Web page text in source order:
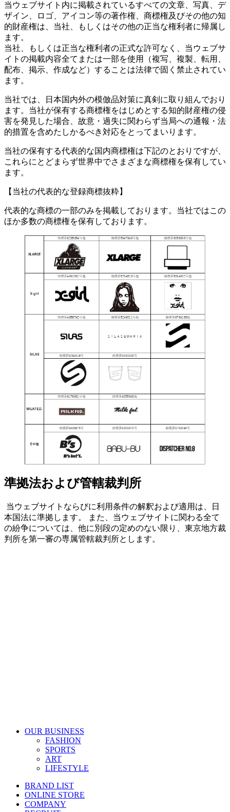
当ウェブサイト内に掲載されているすべての文章、写真、デ
ザイン、ロゴ、アイコン等の著作権、商標権及びその他の知
的財産権は、当社、もしくはその他の正当な権利者に帰属し
ます。
当社、もしくは正当な権利者の正式な許可なく、当ウェブサ
イトの掲載内容全てまたは一部を使用（複写、複製、転用、
配布、掲示、作成など）することは法律で固く禁止されてい
ます。
当社では、日本国内外の模倣品対策に真剣に取り組んでおり
ます。当社が保有する商標権をはじめとする知的財産権の侵
害を発見した場合、故意・過失に関わらず当局への通報・法
的措置を含めたしかるべき対応をとってまいります。
当社の保有する代表的な国内商標権は下記のとおりですが、
これらにとどまらず世界中でさまざまな商標権を保有してい
ます。
【当社の代表的な登録商標抜粋】
代表的な商標の一部のみを掲載しております。当社ではこの
ほか多数の商標権を保有しております。
準拠法および管轄裁判所
当ウェブサイトならびに利用条件の解釈および適用は、日
本国法に準拠します。 また、当ウェブサイトに関わる全て
の紛争については、他に別段の定めのない限り、東京地方裁
判所を第一審の専属管轄裁判所とします。
OUR BUSINESS
FASHION
SPORTS
ART
LIFESTYLE
BRAND LIST
ONLINE STORE
COMPANY